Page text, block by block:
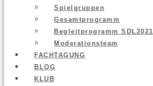
Spiel­grup­pen
Gesamt­pro­gramm
Begleit­pro­gramm SDL2021
Mode­ra­ti­ons­team
FACH­TA­GUNG
BLOG
KLUB